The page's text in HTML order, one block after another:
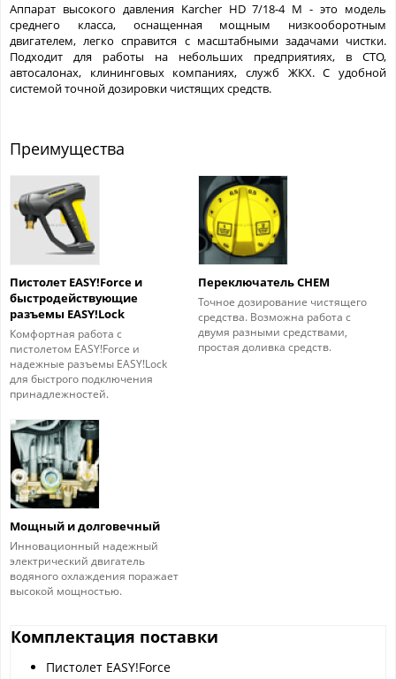
Аппарат высокого давления Karcher HD 7/18-4 M - это модель
среднего класса, оснащенная мощным низкооборотным
двигателем, легко справится с масштабными задачами чистки.
Подходит для работы на небольших предприятиях, в СТО,
автосалонах, клининговых компаниях, служб ЖКХ. С удобной
системой точной дозировки чистящих средств.
Преимущества
Пистолет EASY!Force и
быстродействующие
разъемы EASY!Lock
Комфортная работа с
пистолетом EASY!Force и
надежные разъемы EASY!Lock
для быстрого подключения
принадлежностей.
Переключатель CHEM
Точное дозирование чистящего
средства. Возможна работа с
двумя разными средствами,
простая доливка средств.
Мощный и долговечный
Инновационный надежный
электрический двигатель
водяного охлаждения поражает
высокой мощностью.
Комплектация поставки
Пистолет EASY!Force